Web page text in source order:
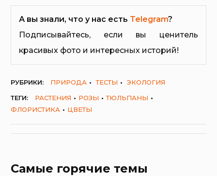
А вы знали, что у нас есть Telegram?
Подписывайтесь, если вы ценитель
красивых фото и интересных историй!
РУБРИКИ: ПРИРОДА ТЕСТЫ
ЭКОЛОГИЯ
ТЕГИ:
РАСТЕНИЯ РОЗЫ
ТЮЛЬПАНЫ
ФЛОРИСТИКА
ЦВЕТЫ
Самые горячие темы